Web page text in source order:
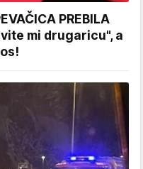
PREBILA
mi drugaricu", a